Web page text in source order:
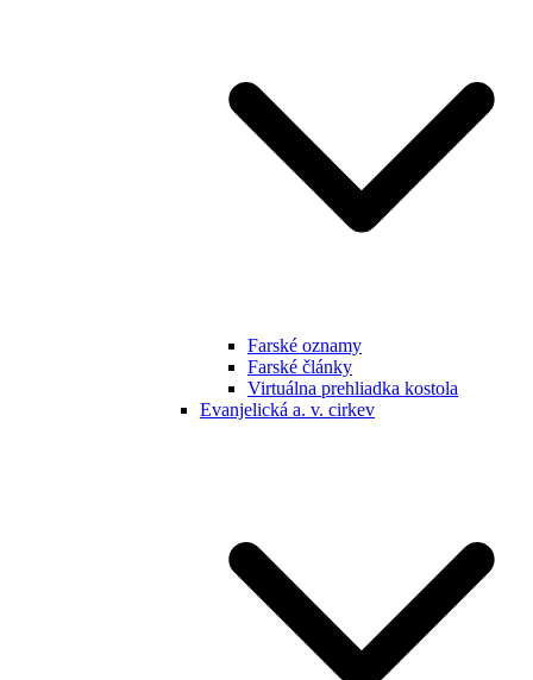
Farské oznamy
Farské články
Virtuálna prehliadka kostola
Evanjelická a. v. cirkev